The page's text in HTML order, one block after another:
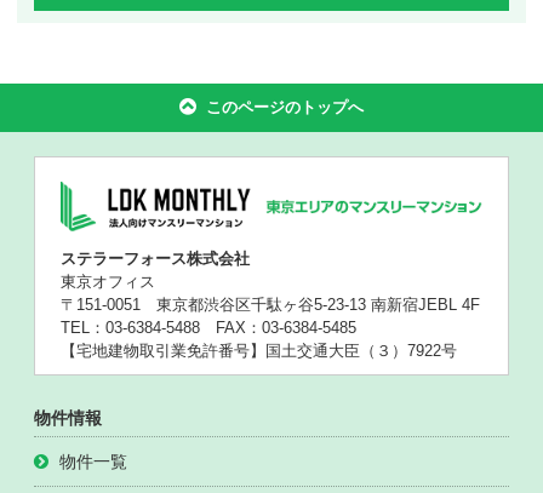
このページのトップへ
ステラーフォース株式会社
東京オフィス
〒151-0051 東京都渋谷区千駄ヶ谷5-23-13 南新宿JEBL 4F
TEL：03-6384-5488 FAX：03-6384-5485
【宅地建物取引業免許番号】国土交通大臣（３）7922号
物件情報
物件一覧